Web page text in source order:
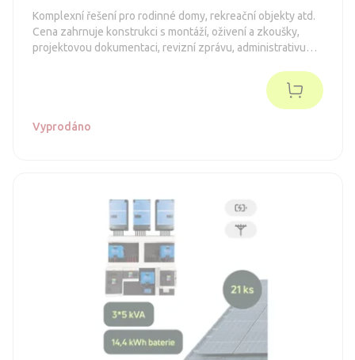
Komplexní řešení pro rodinné domy, rekreační objekty atd.
Cena zahrnuje konstrukci s montáží, oživení a zkoušky,
projektovou dokumentaci, revizní zprávu, administrativu
Vyprodáno